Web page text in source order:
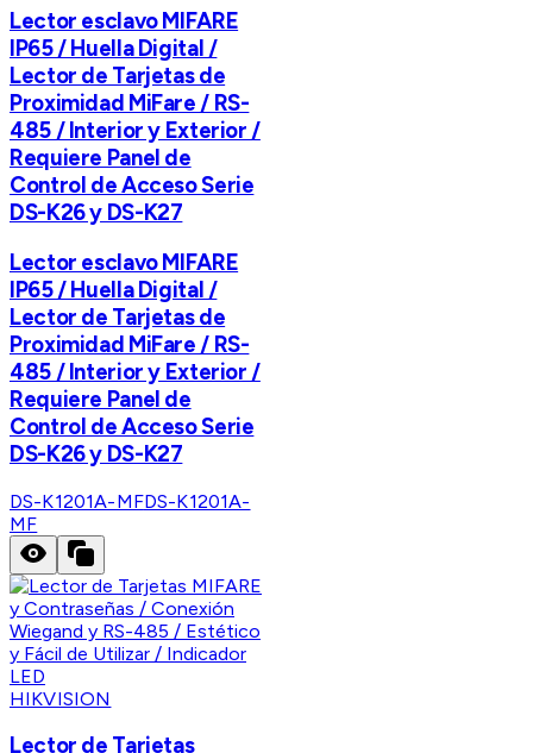
Lector esclavo MIFARE
IP65 / Huella Digital /
Lector de Tarjetas de
Proximidad MiFare / RS-
485 / Interior y Exterior /
Requiere Panel de
Control de Acceso Serie
DS-K26 y DS-K27
Lector esclavo MIFARE
IP65 / Huella Digital /
Lector de Tarjetas de
Proximidad MiFare / RS-
485 / Interior y Exterior /
Requiere Panel de
Control de Acceso Serie
DS-K26 y DS-K27
DS-K1201A-MFDS-K1201A-
MF
HIKVISION
Lector de Tarjetas